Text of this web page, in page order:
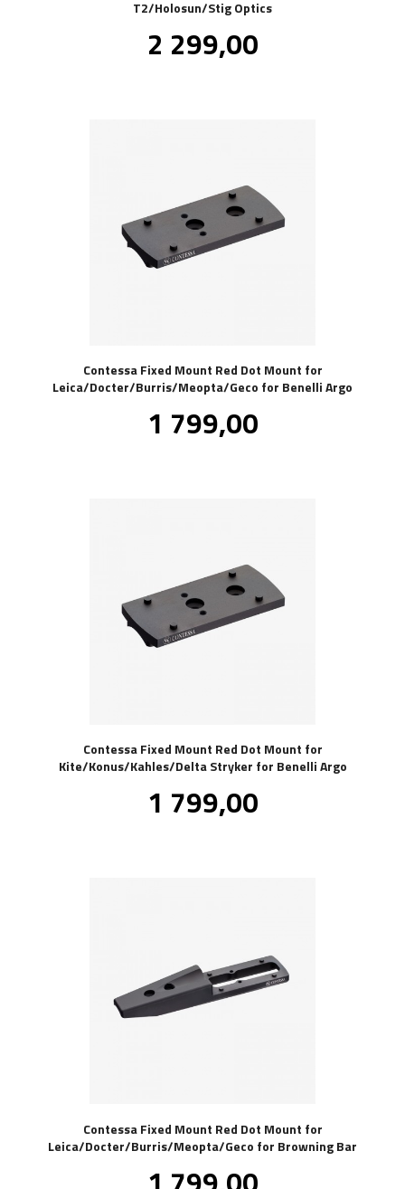
T2/Holosun/Stig Optics
Pris
2 299,00mva.
Contessa Fixed Mount Red Dot Mount for
Leica/Docter/Burris/Meopta/Geco for Benelli Argo
Pris
1 799,00mva.
Contessa Fixed Mount Red Dot Mount for
Kite/Konus/Kahles/Delta Stryker for Benelli Argo
Pris
1 799,00mva.
Contessa Fixed Mount Red Dot Mount for
Leica/Docter/Burris/Meopta/Geco for Browning Bar